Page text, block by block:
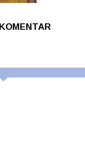
KOMENTAR